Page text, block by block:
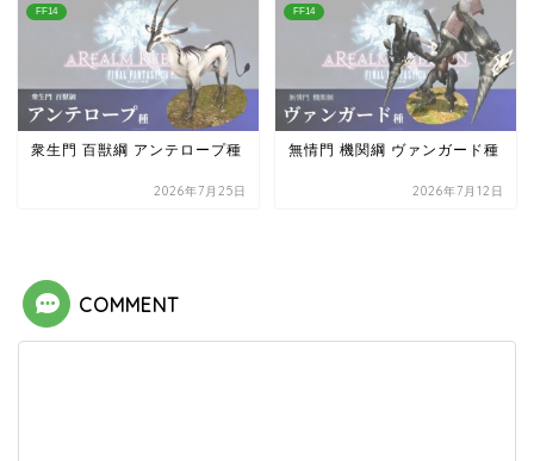
FF14
衆生門 百獣綱 アンテロープ種
2026年7月25日
FF14
無情門 機関綱 ヴァンガード種
2026年7月12日
COMMENT